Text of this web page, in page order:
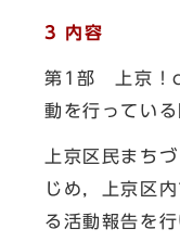
3 内容
第1部 上京！
動を行ってい
上京区民まち
じめ，上京区
る活動報告を